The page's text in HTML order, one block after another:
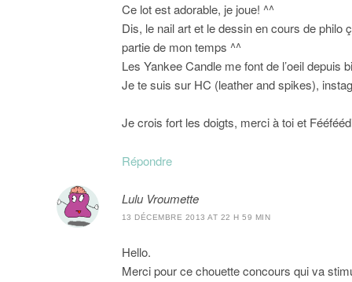
Ce lot est adorable, je joue! ^^
Dis, le nail art et le dessin en cours de philo
partie de mon temps ^^
Les Yankee Candle me font de l’oeil
Je te suis sur HC (leather and spikes),
Je crois fort les doigts, merci à toi et
Répondre
Lulu Vroumette
13 DÉCEMBRE 2013 AT 22 H 59 MIN
Hello.
Merci pour ce chouette concours qui va